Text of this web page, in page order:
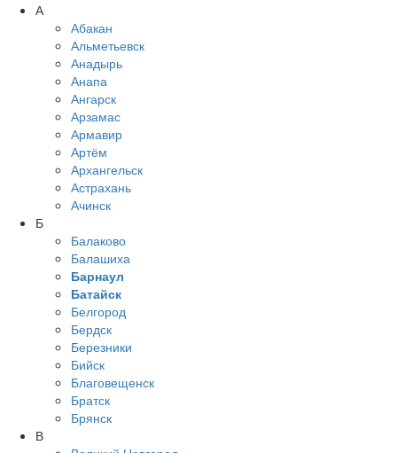
А
Абакан
Альметьевск
Анадырь
Анапа
Ангарск
Арзамас
Армавир
Артём
Архангельск
Астрахань
Ачинск
Б
Балаково
Балашиха
Барнаул
Батайск
Белгород
Бердск
Березники
Бийск
Благовещенск
Братск
Брянск
В